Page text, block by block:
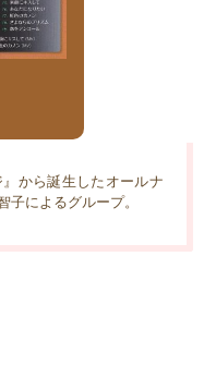
から誕生したオールナ
子によるグループ。